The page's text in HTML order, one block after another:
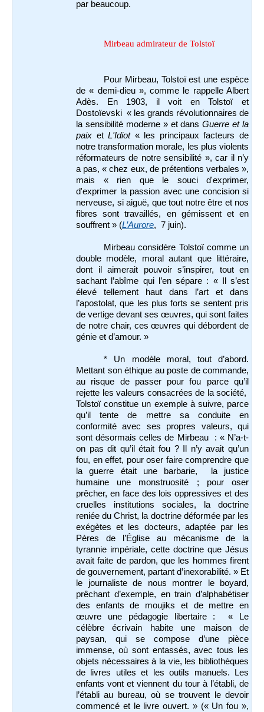
par beaucoup.
Mirbeau admirateur de Tolstoï
Pour Mirbeau, Tolstoï est une espèce
de « demi-dieu », comme le rappelle Albert
Adès. En 1903, il voit en Tolstoï et
Dostoïevski « les grands révolutionnaires de
la sensibilité moderne » et dansGuerre et la
paix etL'Idiot« les principaux facteurs de
notre transformation morale, les plus violents
réformateurs de notre sensibilité », car il n’y
a pas, « chez eux, de prétentions verbales »,
mais « rien que le souci d'exprimer,
d'exprimer la passion avec une concision si
nerveuse, si aiguë, que tout notre être et nos
fibres sont travaillés, en gémissent et en
souffrent » (L’Aurore, 7 juin).
Mirbeau considère Tolstoï comme un
double modèle, moral autant que littéraire,
dont il aimerait pouvoir s’inspirer, tout en
sachant l’abîme qui l’en sépare : « Il s’est
élevé tellement haut dans l’art et dans
l’apostolat, que les plus forts se sentent pris
de vertige devant ses œuvres, qui sont faites
de notre chair, ces œuvres qui débordent de
génie et d’amour. »
* Un modèle moral, tout d’abord.
Mettant son éthique au poste de commande,
au risque de passer pour fou parce qu’il
rejette les valeurs consacrées de la société,
Tolstoï constitue un exemple à suivre, parce
qu’il tente de mettre sa conduite en
conformité avec ses propres valeurs, qui
sont désormais celles de Mirbeau : « N’a-t-
on pas dit qu’il était fou ? Il n’y avait qu’un
fou, en effet, pour oser faire comprendre que
la guerre était une barbarie, la justice
humaine une monstruosité ; pour oser
prêcher, en face des lois oppressives et des
cruelles institutions sociales, la doctrine
reniée du Christ, la doctrine déformée par les
exégètes et les docteurs, adaptée par les
Pères de l’Église au mécanisme de la
tyrannie impériale, cette doctrine que Jésus
avait faite de pardon, que les hommes firent
de gouvernement, partant d’inexorabilité. » Et
le journaliste de nous montrer le boyard,
prêchant d’exemple, en train d’alphabétiser
des enfants de moujiks et de mettre en
œuvre une pédagogie libertaire : « Le
célèbre écrivain habite une maison de
paysan, qui se compose d’une pièce
immense, où sont entassés, avec tous les
objets nécessaires à la vie, les bibliothèques
de livres utiles et les outils manuels. Les
enfants vont et viennent du tour à l’établi, de
l’établi au bureau, où se trouvent le devoir
commencé et le livre ouvert. » (« Un fou »,